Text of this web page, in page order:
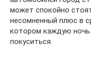
может спокойно
несомненный плюс в
котором каждую ночь
покуситься.